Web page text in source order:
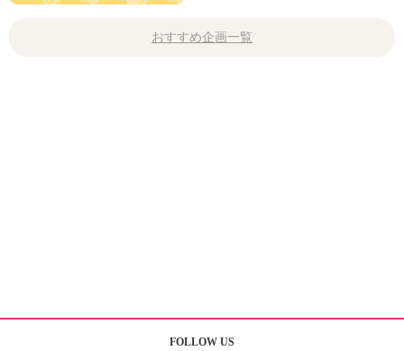
おすすめ企画一覧
FOLLOW US